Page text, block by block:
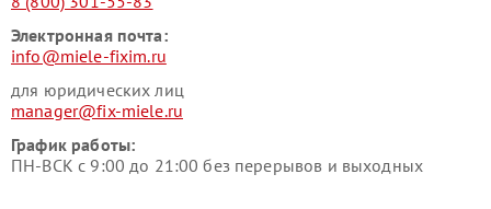
Электронная почта:
info@miele-fixim.ru
для юридических лиц
manager@fix-miele.ru
График работы:
ПН-ВСК с 9:00 до 21:00 без перерывов и выходных